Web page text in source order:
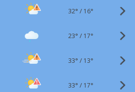
32° / 16°
23° / 17°
33° / 13°
33° / 17°